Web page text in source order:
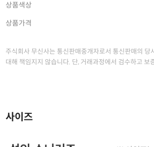
상품색상
상품가격
주식회사 무신사는 통신판매중개자로서 통신판매의
대해 책임지지 않습니다. 단, 거래과정에서 검수하고
사이즈